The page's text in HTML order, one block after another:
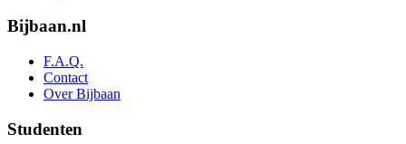
Bijbaan.nl
F.A.Q.
Contact
Over Bijbaan
Studenten